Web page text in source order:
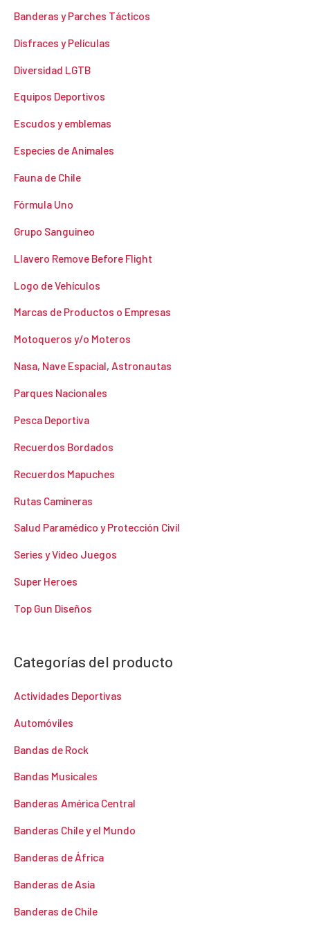
Banderas y Parches Tácticos
Disfraces y Películas
Diversidad LGTB
Equipos Deportivos
Escudos y emblemas
Especies de Animales
Fauna de Chile
Fórmula Uno
Grupo Sanguineo
Llavero Remove Before Flight
Logo de Vehículos
Marcas de Productos o Empresas
Motoqueros y/o Moteros
Nasa, Nave Espacial, Astronautas
Parques Nacionales
Pesca Deportiva
Recuerdos Bordados
Recuerdos Mapuches
Rutas Camineras
Salud Paramédico y Protección Civil
Series y Video Juegos
Super Heroes
Top Gun Diseños
Categorías del producto
Actividades Deportivas
Automóviles
Bandas de Rock
Bandas Musicales
Banderas América Central
Banderas Chile y el Mundo
Banderas de África
Banderas de Asia
Banderas de Chile